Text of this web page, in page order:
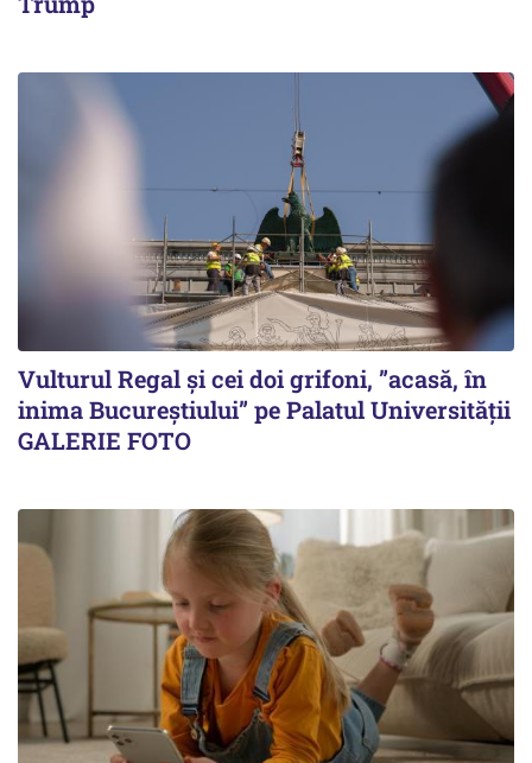
Vulturul Regal și cei doi grifoni, ”acasă, în
inima Bucureștiului” pe Palatul Universității
GALERIE FOTO